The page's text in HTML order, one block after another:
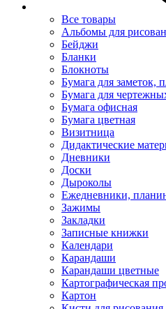
Все товары
Альбомы для
Бейджи
Бланки
Блокноты
Бумага для заметок,
Бумага для
Бумага офисная
Бумага цветная
Визитница
Дидактические
Дневники
Доски
Дыроколы
Ежедневники,
Зажимы
Закладки
Записные книжки
Календари
Карандаши
Карандаши цветные
Картографическая
Картон